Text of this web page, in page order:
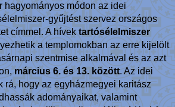
hagyományos módon az idei
gyűjtést szervez országos
címmel. A hívektartósélelmiszer
a templomokban az erre kijelölt
szentmise alkalmával és az azt
március 6. és 13. között. Az idei
rá, hogy az egyházmegyei karitász
adományaikat, valamint